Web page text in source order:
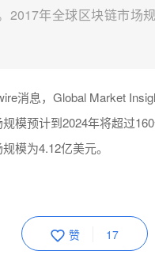
2017年全球区块链市场
消息，Global Market
模预计到2024年将超过
模为4.12亿美元。
赞 17